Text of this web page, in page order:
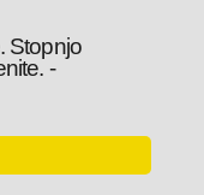
Stopnjo
-